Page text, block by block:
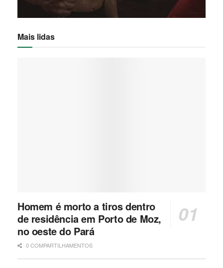
Mais lidas
Homem é morto a tiros dentro
de residência em Porto de Moz,
no oeste do Pará
0 COMPARTILHAMENTOS